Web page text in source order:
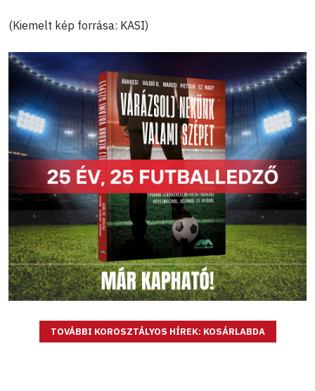
(Kiemelt kép forrása: KASI)
TOVÁBBI KOROSZTÁLYOS HÍREK: KOSÁRLABDA